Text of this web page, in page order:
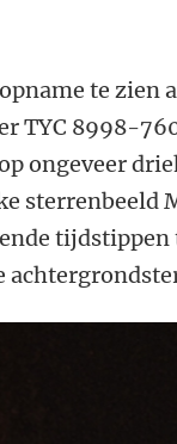
te zien
TYC 8998-
ongeveer
sterrenbeeld
tijdstippen